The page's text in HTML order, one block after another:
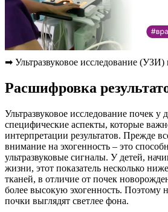
➡ Ультразвуковое исследование (УЗИ)
Расшифровка
Ультразвуковое исследование почек у
специфические аспекты, которые
интерпретации результатов. Прежде
внимание на эхогенность – это
ультразвуковые сигналы. У детей,
жизни, этот показатель несколько
тканей, в отличие от почек
более высокую эхогенность. Поэтому
почки выглядят светлее фона.